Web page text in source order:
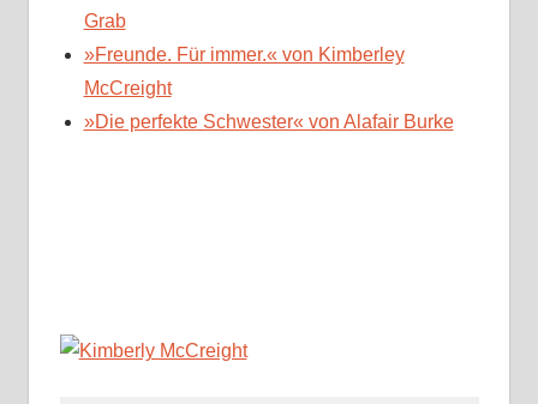
Grab
»Freunde. Für immer.« von Kimberley
McCreight
»Die perfekte Schwester« von Alafair Burke